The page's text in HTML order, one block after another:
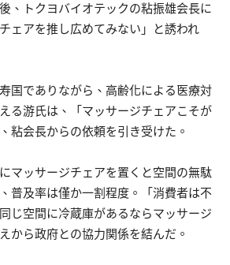
、トクヨバイオテックの粘振雄会長に
ェアを推し広めてみない」と誘われ
国でありながら、高齢化による医療対
る游氏は、「マッサージチェアこそが
粘会長からの依頼を引き受けた。
マッサージチェアを置くと空間の無駄
普及率は僅か一割程度。「消費者は不
じ空間に冷蔵庫があるならマッサージ
から政府との協力関係を結んだ。